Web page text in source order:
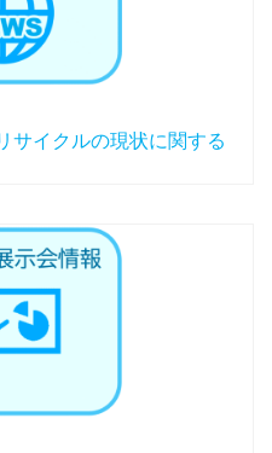
サイクルの現状に関する